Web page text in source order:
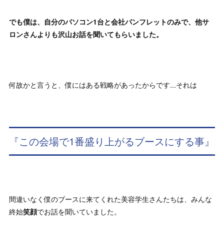
でも僕は、自分のパソコン1台と会社パンフレットのみで、他サ
ロンさんよりも沢山お話を聞いてもらいました。
何故かと言うと、僕にはある戦略があったからです...それは
『この会場で1番盛り上がるブースにする事』
間違いなく僕のブースに来てくれた美容学生さんたちは、みんな
終始笑顔でお話を聞いていました。